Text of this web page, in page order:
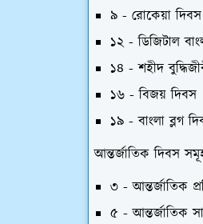
৯ - রোকেয়া দিবস
১২ - ডিজিটাল
১৪ - শহীদ
১৬ - বিজয় দিবস
১৯ - বাংলা ব্লগ
আন্তর্জাতিক দিবস
৩ - আন্তর্জাতিক
৫ - আন্তর্জাতিক